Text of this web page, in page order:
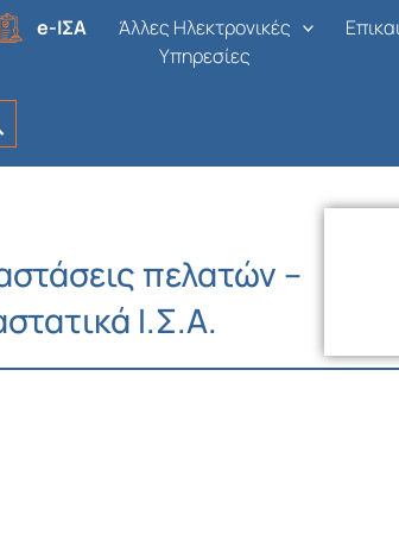
e-ΙΣΑ
Άλλες Ηλεκτρονικές
Υπηρεσίες
πελατών –
Ι.Σ.Α.